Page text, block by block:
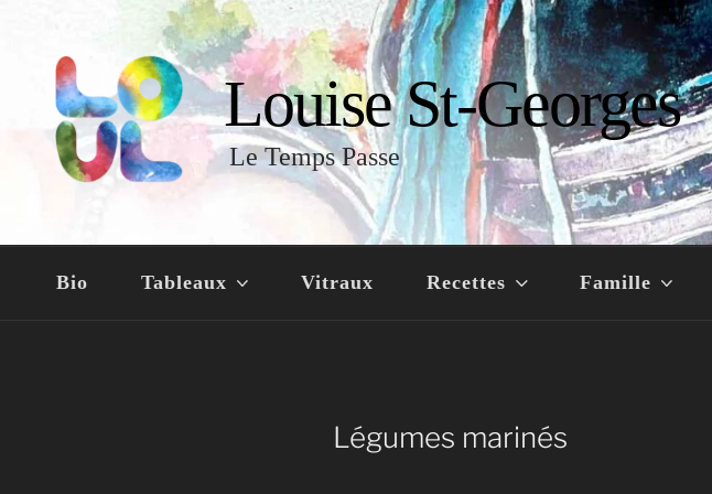
Louise St-Georges
Le Temps Passe
Bio Tableaux Vitraux Recettes Famille
Légumes marinés